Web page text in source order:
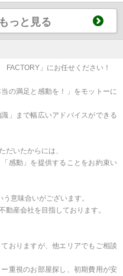
っと見る
」にお任せください！
の満足と感動を！」をモットーに
」まで幅広いアドバイスができる
だいたからには、
感動」を提供することをお約束い
意味合いがございます。
動産会社を目指しております。
おりますが、他エリアでもご相談
重視のお部屋探し、初期費用が安